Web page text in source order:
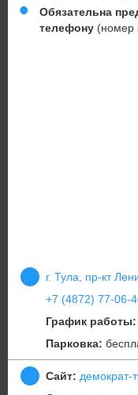
Обязательна
телефону (номер
г. Тула, пр-кт
+7 (4872) 77-06-
График работы:
Парковка:
Сайт: демократ-